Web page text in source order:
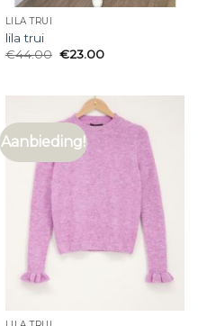
LILA TRUI
lila trui
€44.00 €23.00
Aanbieding!